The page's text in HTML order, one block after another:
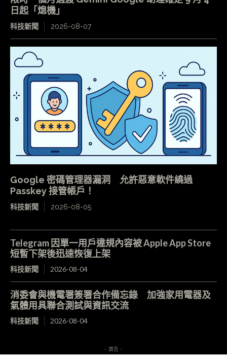
日起「熄機」
科技新聞 2026-08-07
Google 密碼管理器漏洞 允許惡意軟件繞過
Passkey 接管帳戶！
科技新聞 2026-08-05
Telegram 因單一用戶違規內容被 Apple App Store
短暫下架後迅速恢復上架
科技新聞 2026-08-04
消委會與機電署簽署合作備忘錄 加強家用電器及
氣體用具聯合測試與資訊交流
科技新聞 2026-08-04
- 廣告 -